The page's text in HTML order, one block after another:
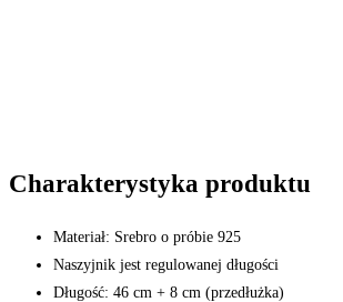
Charakterystyka produktu
Materiał: Srebro o próbie 925
Naszyjnik jest regulowanej długości
Długość: 46 cm + 8 cm (przedłużka)